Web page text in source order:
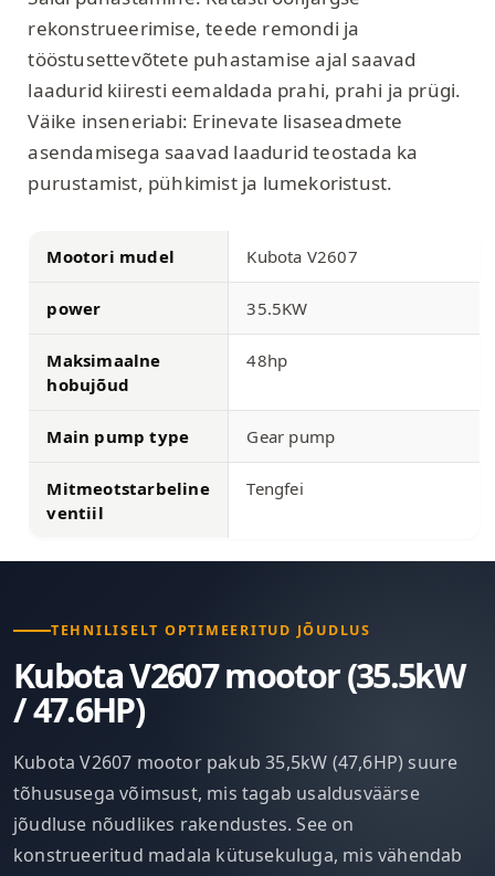
rekonstrueerimise, teede remondi ja
tööstusettevõtete puhastamise ajal saavad
laadurid kiiresti eemaldada prahi, prahi ja prügi.
Väike inseneriabi: Erinevate lisaseadmete
asendamisega saavad laadurid teostada ka
purustamist, pühkimist ja lumekoristust.
Mootori mudel Kubota V2607
power 35.5KW
Maksimaalne
hobujõud
48hp
Main pump type Gear pump
Mitmeotstarbeline
ventiil
Tengfei
TEHNILISELT OPTIMEERITUD JÕUDLUS
Kubota V2607 mootor (35.5kW
/ 47.6HP)
Kubota V2607 mootor pakub 35,5kW (47,6HP) suure
tõhususega võimsust, mis tagab usaldusväärse
jõudluse nõudlikes rakendustes. See on
konstrueeritud madala kütusekuluga, mis vähendab